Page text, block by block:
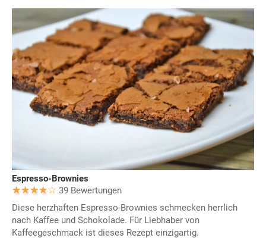
Espresso-Brownies
39 Bewertungen
Diese herzhaften Espresso-Brownies schmecken herrlich
nach Kaffee und Schokolade. Für Liebhaber von
Kaffeegeschmack ist dieses Rezept einzigartig.